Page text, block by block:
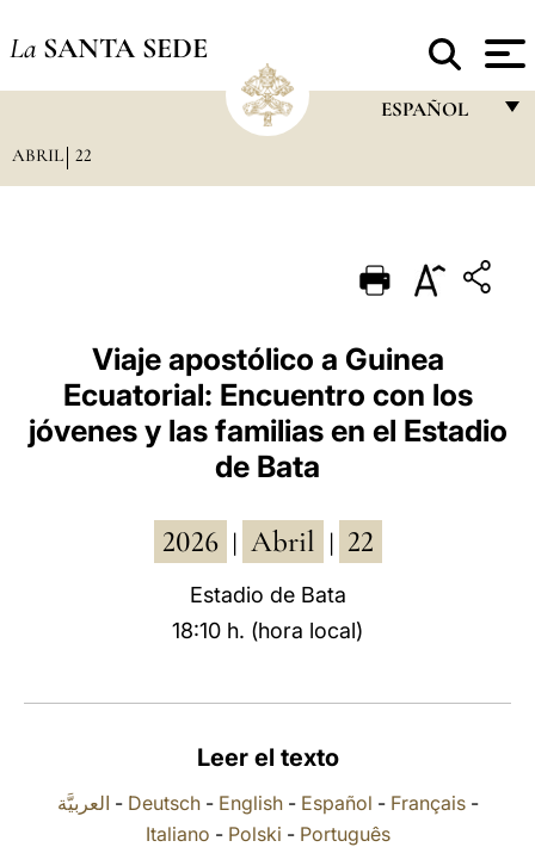
La SANTA SEDE
ESPAÑOL
PORTUGUÊS
ESPAÑOL
DEUTSCH
POLSKI
中文
ABRIL 22
Viaje apostólico a Guinea
Ecuatorial: Encuentro con los
jóvenes y las familias en el Estadio
de Bata
2026 Abril 22
Estadio de Bata
18:10 h. (hora local)
Leer el texto
العربيَّة - Deutsch- English- Español - Français-
Italiano - Polski - Português